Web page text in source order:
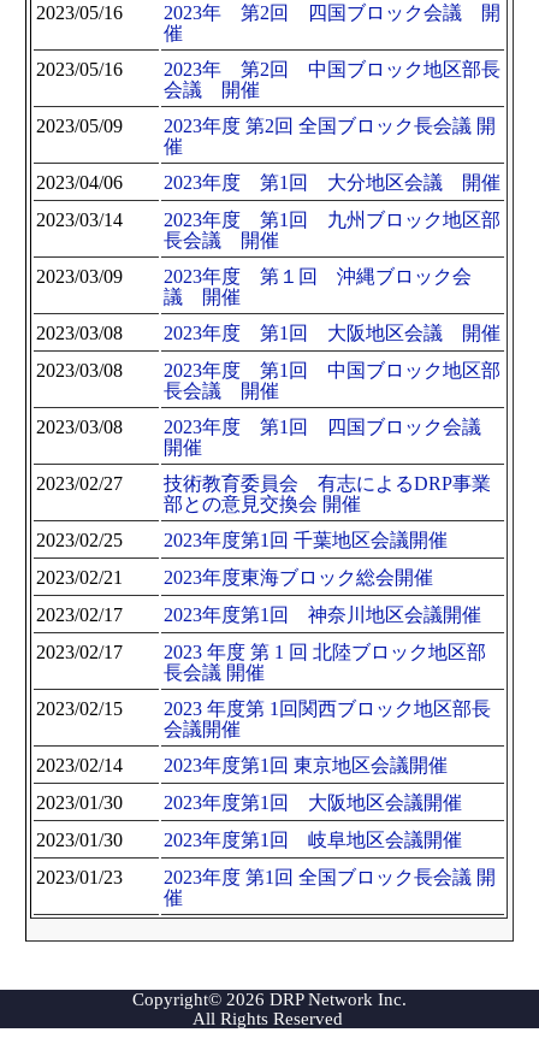
2023/05/16
2023年 第2回 四国ブロック会議 開
催
2023/05/16
2023年 第2回 中国ブロック地区部長
会議 開催
2023/05/09
2023年度 第2回 全国ブロック長会議 開
催
2023/04/06 2023年度 第1回 大分地区会議 開催
2023/03/14
2023年度 第1回 九州ブロック地区部
長会議 開催
2023/03/09
2023年度 第１回 沖縄ブロック会
議 開催
2023/03/08 2023年度 第1回 大阪地区会議 開催
2023/03/08
2023年度 第1回 中国ブロック地区部
長会議 開催
2023/03/08
2023年度 第1回 四国ブロック会議
開催
2023/02/27
技術教育委員会 有志によるDRP事業
部との意見交換会 開催
2023/02/25 2023年度第1回 千葉地区会議開催
2023/02/21 2023年度東海ブロック総会開催
2023/02/17 2023年度第1回 神奈川地区会議開催
2023/02/17
2023 年度 第 1 回 北陸ブロック地区部
長会議 開催
2023/02/15
2023 年度第 1回関西ブロック地区部長
会議開催
2023/02/14 2023年度第1回 東京地区会議開催
2023/01/30 2023年度第1回 大阪地区会議開催
2023/01/30 2023年度第1回 岐阜地区会議開催
2023/01/23
2023年度 第1回 全国ブロック長会議 開
催
Copyright© 2026 DRP Network Inc.
All Rights Reserved